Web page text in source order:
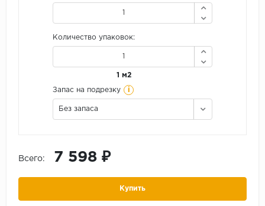
Количество упаковок:
1 м2
Запас на подрезку i
Без запаса
Всего: 7 598 ₽
Купить